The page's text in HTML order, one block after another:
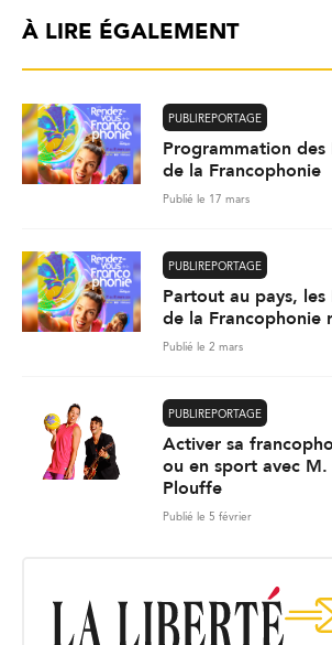
À LIRE ÉGALEMENT
PUBLIREPORTAGE
Programmation des
de la Francophonie
Publié le 17 mars
PUBLIREPORTAGE
Partout au pays, les
de la Francophonie
Publié le 2 mars
PUBLIREPORTAGE
Activer sa
ou en sport avec M.
Plouffe
Publié le 5 février